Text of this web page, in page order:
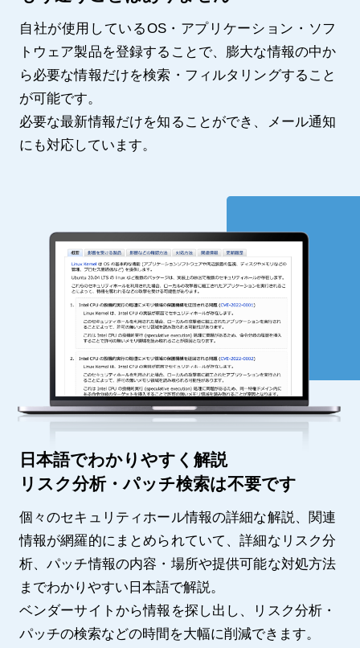
自社が使用しているOS・アプリケーション・ソフ
トウェア製品を登録することで、膨大な情報の中か
ら必要な情報だけを検索・フィルタリングすること
が可能です。
必要な最新情報だけを知ることができ、メール通知
にも対応しています。
日本語でわかりやすく解説
リスク分析・パッチ検索は不要です
個々のセキュリティホール情報の詳細な解説、関連
情報が網羅的にまとめられていて、詳細なリスク分
析、パッチ情報の内容・場所や提供可能な対処方法
までわかりやすい日本語で解説。
ベンダーサイトから情報を探し出し、リスク分析・
パッチの検索などの時間を大幅に削減できます。